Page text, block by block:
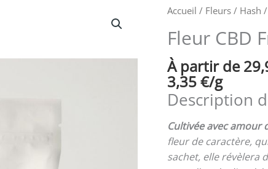
Accueil / Fleurs / Hash /
Fleur CBD
À partir de
3,35€/g
Description
Cultivée avec amour
fleur de caractère,
sachet, elle révèlera
quantité
Fleur
CBD
French
Diesel